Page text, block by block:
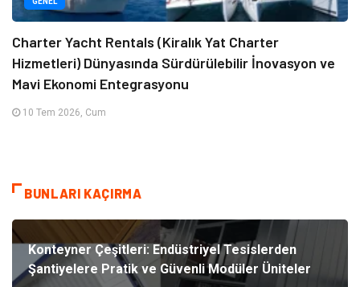
Charter Yacht Rentals (Kiralık Yat Charter
Hizmetleri) Dünyasında Sürdürülebilir İnovasyon ve
Mavi Ekonomi Entegrasyonu
10 Tem 2026, Cum
BUNLARI KAÇIRMA
Konteyner Çeşitleri: Endüstriyel Tesislerden
Şantiyelere Pratik ve Güvenli Modüler Üniteler